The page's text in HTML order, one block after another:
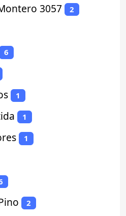
3057 2
6
1
1
1
2